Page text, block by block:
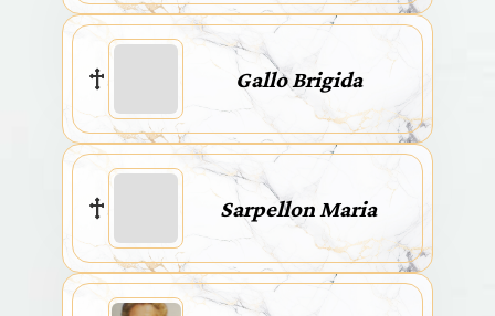
Gallo Brigida
Sarpellon Maria